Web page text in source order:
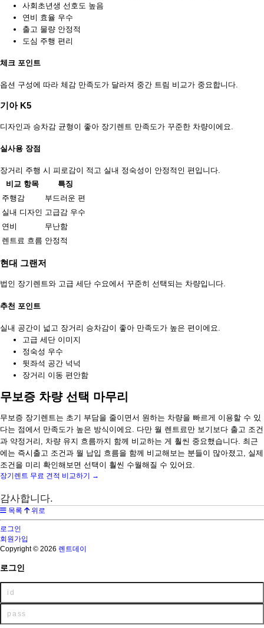
사회초년생 선호도 높음
연비 효율 우수
출고 물량 안정적
도심 주행 편리
체크 포인트
옵션 구성에 따라 체감 만족도가 달라져 중간 트림 비교가 중요합니다.
기아 K5
디자인과 승차감 균형이 좋아 장기렌트 만족도가 꾸준한 차량이에요.
실사용 장점
장거리 주행 시 피로감이 적고 실내 정숙성이 안정적인 편입니다.
비교 항목
특징
주행감
부드러운 편
실내 디자인 고급감 우수
연비
무난함
렌트료 흐름 안정적
현대 그랜저
법인 장기렌트와 고급 세단 수요에서 꾸준히 선택되는 차량입니다.
추천 포인트
실내 공간이 넓고 장거리 승차감이 좋아 만족도가 높은 편이에요.
고급 세단 이미지
정숙성 우수
뒷좌석 공간 넉넉
장거리 이동 편안함
무보증 차량 선택 마무리
무보증 장기렌트는 초기 부담을 줄이면서 원하는 차량을 빠르게 이용할 수 있
다는 점에서 만족도가 높은 방식이에요. 다만 월 렌트료만 보기보다 출고 조건
과 약정거리, 차량 유지 흐름까지 함께 비교하는 게 훨씬 중요했습니다. 최근
에는 즉시출고 조건과 월 납입 흐름을 함께 비교해보는 분들이 많아졌고, 실제
조건을 미리 확인해보면 선택이 훨씬 수월해질 수 있어요.
장기렌트 무료 견적 비교하기 →
감사합니다.
목록 위로
로그인
회원가입
Copyright © 2026 렌트데이
로그인